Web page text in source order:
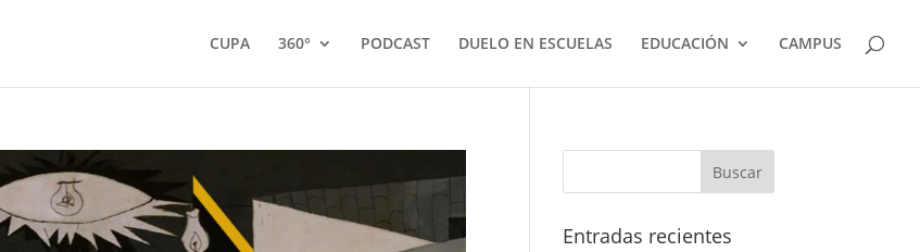
CUPA 360° PODCAST DUELO EN ESCUELAS EDUCACIÓN CAMPUS
Entradas recientes